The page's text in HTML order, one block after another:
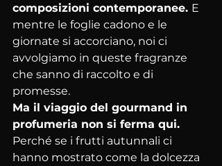
composizioni contemporanee. E
mentre le foglie cadono e le
giornate si accorciano, noi ci
avvolgiamo in queste fragranze
che sanno di raccolto e di
promesse.
Ma il viaggio del gourmand in
profumeria non si ferma qui.
Perché se i frutti autunnali ci
hanno mostrato come la dolcezza